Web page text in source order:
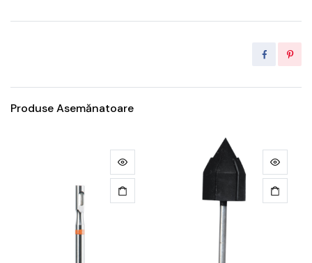
Produse Asemănatoare